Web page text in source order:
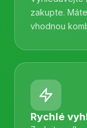
zakupte.
vhodnou
Rychlé